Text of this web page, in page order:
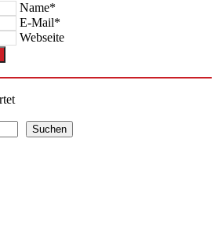
Name*
E-Mail*
Webseite
Suchen